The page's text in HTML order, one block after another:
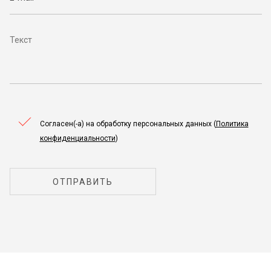
Согласен(-а) на обработку персональных данных (Политика
конфиденциальности)
ОТПРАВИТЬ